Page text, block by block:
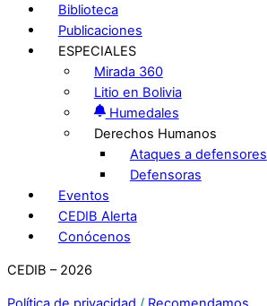
Biblioteca
Publicaciones
ESPECIALES
Mirada 360
Litio en Bolivia
Humedales
Derechos Humanos
Ataques a defensores
Defensoras
Eventos
CEDIB Alerta
Conócenos
CEDIB – 2026